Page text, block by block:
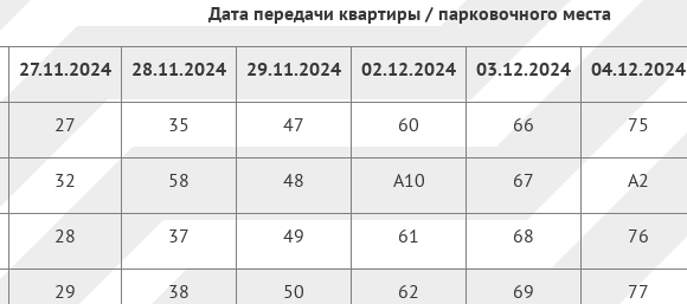
Дата передачи квартиры / парковочного места
27.11.2024 28.11.2024 29.11.2024 02.12.2024 03.12.2024 04.12.2024
27 35 47 60 66 75
32 58 48 А10 67 А2
28 37 49 61 68 76
29 38 50 62 69 77